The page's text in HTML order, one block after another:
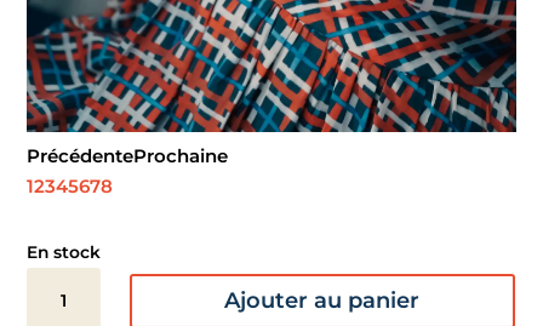
PrécédenteProchaine
12345678
En stock
Ajouter au panier